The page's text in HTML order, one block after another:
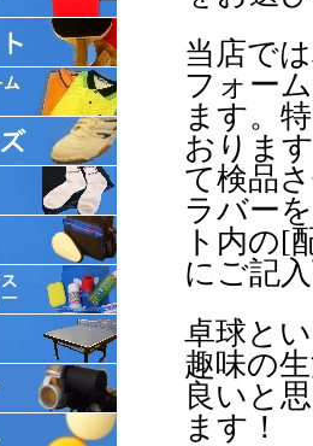
当店で
フォー
ます。
おりま
て検品
ラバー
ト内の[
にご記
卓球と
趣味の
良いと
ます！